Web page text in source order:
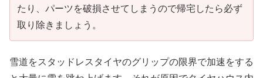
たり、パーツを破損させてしまうので帰宅したら必ず
取り除きましょう。
雪道をスタッドレスタイヤのグリップの限界で加速をする